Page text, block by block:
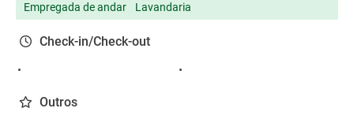
Empregada de andar
Lavandaria
Check-in/Check-out
Outros